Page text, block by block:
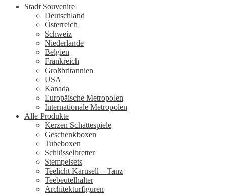
Stadt Souvenire
Deutschland
Österreich
Schweiz
Niederlande
Belgien
Frankreich
Großbritannien
USA
Kanada
Europäische Metropolen
Internationale Metropolen
Alle Produkte
Kerzen Schattespiele
Geschenkboxen
Tubeboxen
Schlüsselbretter
Stempelsets
Teelicht Karusell – Tanz
Teebeutelhalter
Architekturfiguren